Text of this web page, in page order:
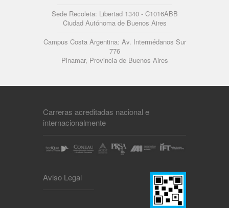
Sede Recoleta: Libertad 1340 - C1016ABB
Ciudad Autónoma de Buenos Aires
Campus Costa Argentina: Av. Intermédanos Sur
776
Pinamar, Provincia de Buenos Aires
Carreras acreditadas nacional e
internacionalmente
Aviso Legal